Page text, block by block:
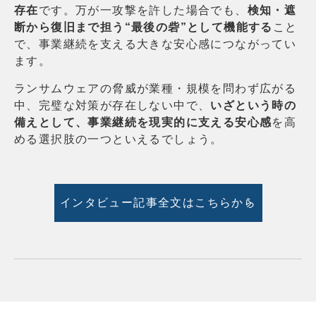
存在です。万が一攻撃を許した場合でも、 検知・遮
断から復旧まで担う“最後の砦”として機能する こと
で、事業継続を支える大きな安心感につながってい
ます。
ランサムウェアの脅威が業種・規模を問わず広がる
中、 完璧な対策が存在しない中で、 いざという時の
備えとして、事業継続を現実的に支える安心感を高
める選択肢の一つといえるでしょう。
インタビュー記事全文はこちらから